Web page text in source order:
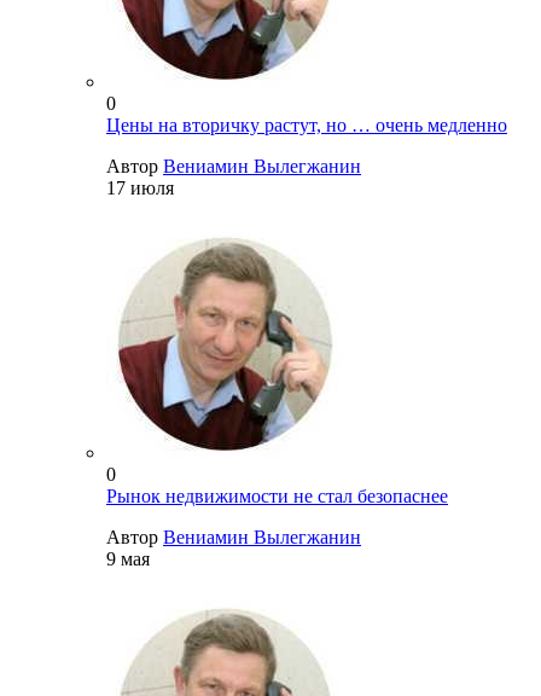
0
Цены на вторичку растут, но … очень медленно
Автор Вениамин Вылегжанин
17 июля
0
Рынок недвижимости не стал безопаснее
Автор Вениамин Вылегжанин
9 мая